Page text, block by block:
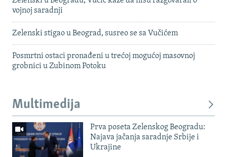
vojnoj saradnji
Zelenski stigao u Beograd, susreo se sa Vučićem
Posmrtni ostaci pronađeni u trećoj mogućoj masovnoj
grobnici u Zubinom Potoku
Multimedija
Prva poseta Zelenskog Beogradu:
Najava jačanja saradnje Srbije i
Ukrajine